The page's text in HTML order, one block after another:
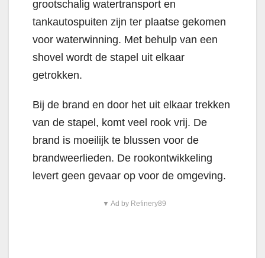
grootschalig watertransport en
tankautospuiten zijn ter plaatse gekomen
voor waterwinning. Met behulp van een
shovel wordt de stapel uit elkaar
getrokken.
Bij de brand en door het uit elkaar trekken
van de stapel, komt veel rook vrij. De
brand is moeilijk te blussen voor de
brandweerlieden. De rookontwikkeling
levert geen gevaar op voor de omgeving.
▼ Ad by Refinery89